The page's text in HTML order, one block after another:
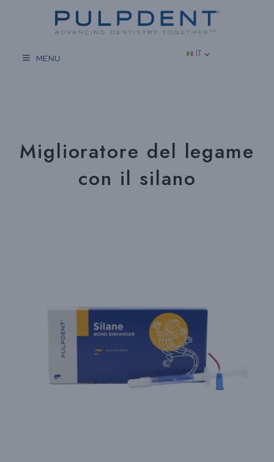
MENU IT
Miglioratore del legame
con il silano